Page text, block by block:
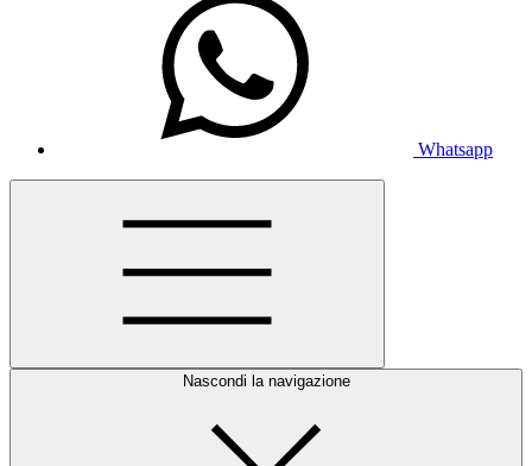
Whatsapp
Nascondi la navigazione